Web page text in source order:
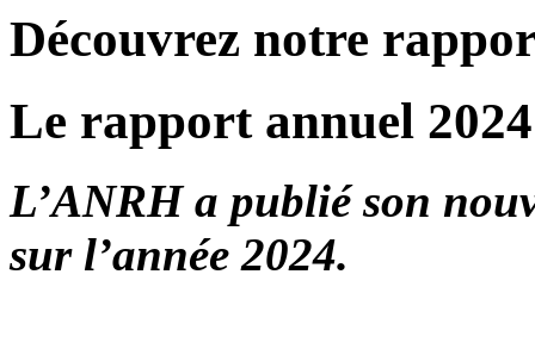
Découvrez notre
Le rapport annuel
L’ANRH a publié son
sur l’année 2024.